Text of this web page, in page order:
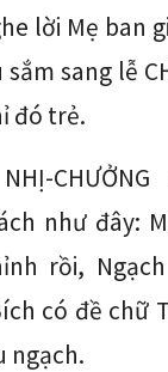
lời Mẹ ban
sang lễ
đó trẻ.
CHƯỞNG
như đây:
rồi,
có đề chữ
ngạch.